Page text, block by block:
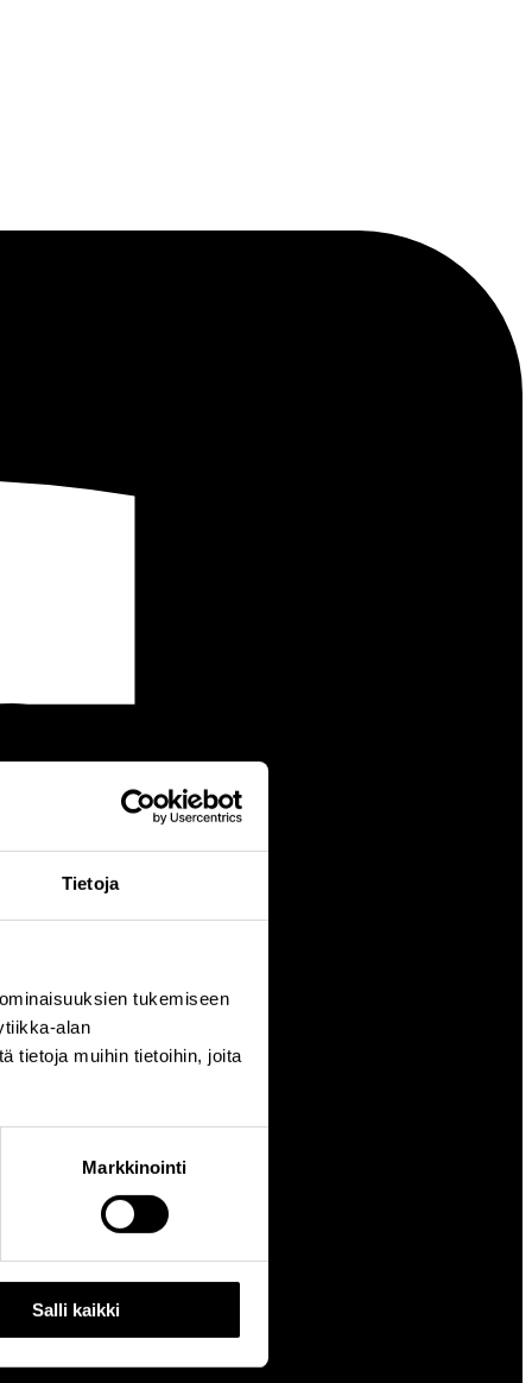
Tietoja
tukemiseen
alan
tietoja muihin tietoihin, joita
Markkinointi
Salli kaikki